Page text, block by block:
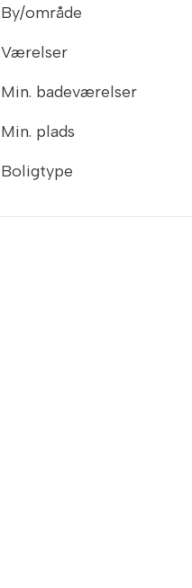
By/område
Værelser
Min. badeværelser
Min. plads
Boligtype